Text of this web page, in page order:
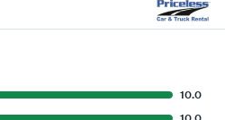
10.0